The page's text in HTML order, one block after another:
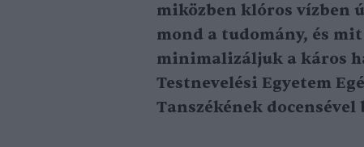
miközben klóros vízben
mond a tudomány, és
minimalizáljuk a káros
Testnevelési Egyetem
Tanszékének